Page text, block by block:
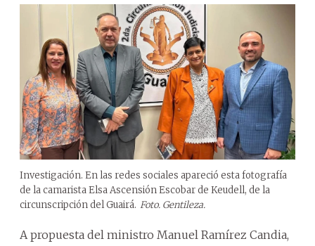
Investigación. En las redes sociales apareció esta fotografía
de la camarista Elsa Ascensión Escobar de Keudell, de la
circunscripción del Guairá. Foto. Gentileza.
A propuesta del ministro Manuel Ramírez Candia,